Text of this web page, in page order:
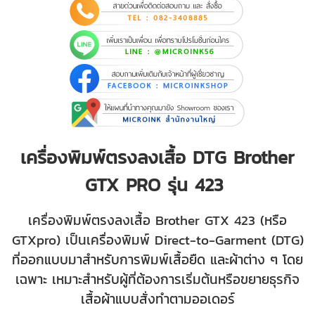
เครื่องพิมพ์ตรงลงเสื้อ DTG Brother
GTX PRO รุ่น 423
เครื่องพิมพ์ตรงลงเสื้อ Brother GTX 423 (หรือ
GTXpro) เป็นเครื่องพิมพ์ Direct-to-Garment (DTG)
ที่ออกแบบมาสำหรับการพิมพ์เสื้อยืด และผ้าต่าง ๆ โดย
เฉพาะ เหมาะสำหรับผู้ที่ต้องการเริ่มต้นหรือขยายธุรกิจ
เสื้อผ้าแบบสั่งทำตามออเดอร์